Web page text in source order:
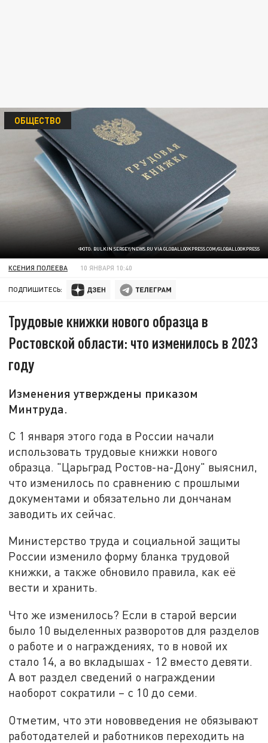
ФОТО: BULKIN SERGEY/NEWS.RU VIA GLOBALLOOKPRESS.COM/GLOBALLOOKPRESS
ОБЩЕСТВО
КСЕНИЯ ПОЛЕЕВА 10 ЯНВАРЯ 10:40
ПОДПИШИТЕСЬ:
Трудовые книжки нового образца в
Ростовской области: что изменилось в 2023
году
Изменения утверждены приказом
Минтруда.
С 1 января этого года в России начали
использовать трудовые книжки нового
образца. "Царьград Ростов-на-Дону" выяснил,
что изменилось по сравнению с прошлыми
документами и обязательно ли дончанам
заводить их сейчас.
Министерство труда и социальной защиты
России изменило форму бланка трудовой
книжки, а также обновило правила, как её
вести и хранить.
Что же изменилось? Если в старой версии
было 10 выделенных разворотов для разделов
о работе и о награждениях, то в новой их
стало 14, а во вкладышах - 12 вместо девяти.
А вот раздел сведений о награждении
наоборот сократили – с 10 до семи.
Отметим, что эти нововведения не обязывают
работодателей и работников переходить на